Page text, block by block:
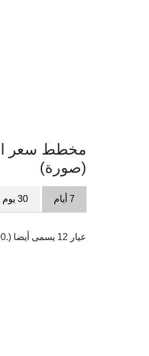
(صورة)
7 أيام 30 يوم
عيار 12 يسمى أيضا (.500) و هو نقي بدرجة 500 في الألف. و هو عمليا نادرا ما يستخدم في أي دولة.